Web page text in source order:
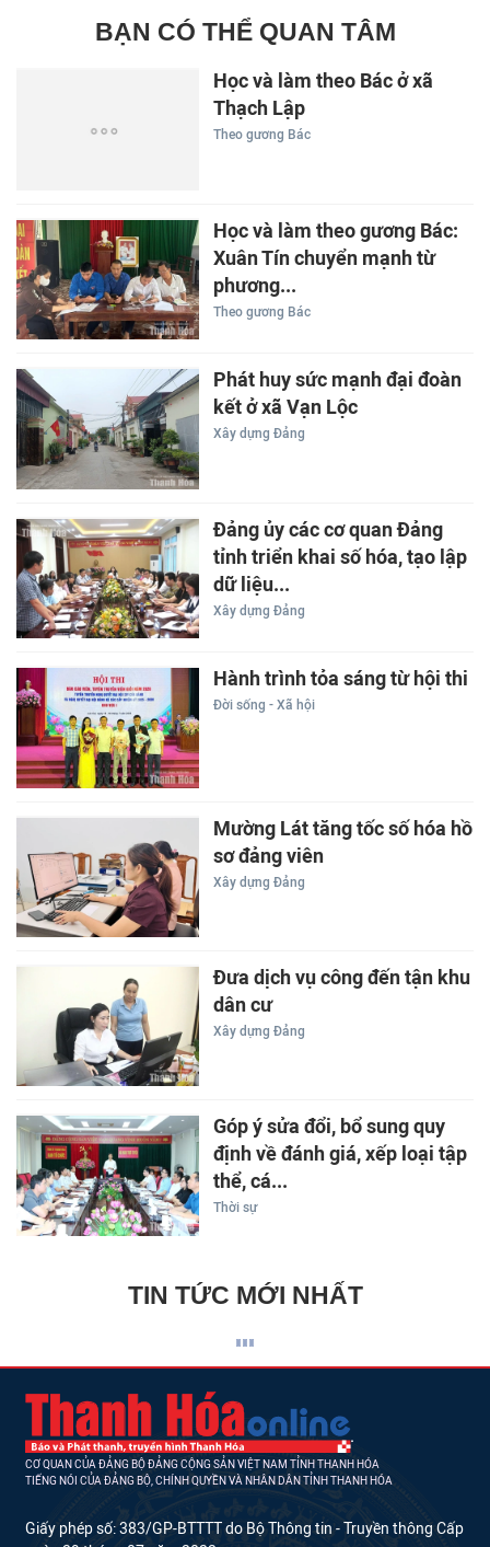
BẠN CÓ THỂ QUAN TÂM
Học và làm theo Bác ở xã
Thạch Lập
Theo gương Bác
Học và làm theo gương Bác:
Xuân Tín chuyển mạnh từ
phương...
Theo gương Bác
Phát huy sức mạnh đại đoàn
kết ở xã Vạn Lộc
Xây dựng Đảng
Đảng ủy các cơ quan Đảng
tỉnh triển khai số hóa, tạo lập
dữ liệu...
Xây dựng Đảng
Hành trình tỏa sáng từ hội thi
Đời sống - Xã hội
Mường Lát tăng tốc số hóa hồ
sơ đảng viên
Xây dựng Đảng
Đưa dịch vụ công đến tận khu
dân cư
Xây dựng Đảng
Góp ý sửa đổi, bổ sung quy
định về đánh giá, xếp loại tập
thể, cá...
Thời sự
TIN TỨC MỚI NHẤT
CƠ QUAN CỦA ĐẢNG BỘ ĐẢNG CỘNG SẢN VIỆT NAM TỈNH THANH HÓA
TIẾNG NÓI CỦA ĐẢNG BỘ, CHÍNH QUYỀN VÀ NHÂN DÂN TỈNH THANH HÓA
Giấy phép số: 383/GP-BTTTT do Bộ Thông tin - Truyền thông Cấp